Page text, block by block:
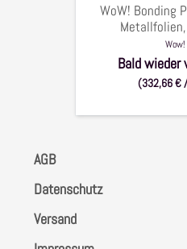
WoW! Bonding
Wow!
Bald wieder
(332,66 €
AGB
Datenschutz
Versand